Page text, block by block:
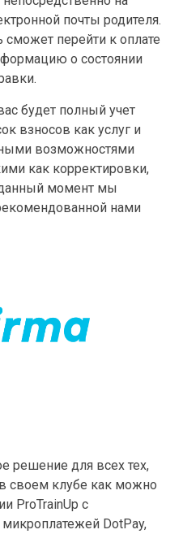
почты родителя.
перейти к оплате
о состоянии
будет полный учет
взносов как услуг и
возможностями
как корректировки,
момент мы
нами
решение для всех тех,
своем клубе как можно
ProTrainUp с
DotPay,